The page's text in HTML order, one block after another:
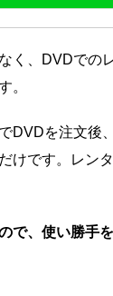
く、DVDでの
。
DVDを注文後
けです。レン
で、使い勝手